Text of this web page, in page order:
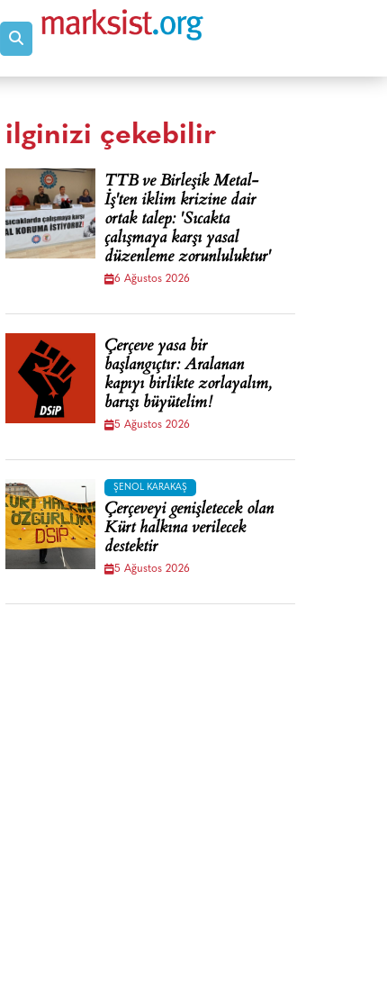
ilginizi çekebilir
TTB ve Birleşik Metal-
İş'ten iklim krizine dair
ortak talep: 'Sıcakta
çalışmaya karşı yasal
düzenleme zorunluluktur'
6 Ağustos 2026
Çerçeve yasa bir
başlangıçtır: Aralanan
kapıyı birlikte zorlayalım,
barışı büyütelim!
5 Ağustos 2026
ŞENOL KARAKAŞ
Çerçeveyi genişletecek olan
Kürt halkına verilecek
destektir
5 Ağustos 2026